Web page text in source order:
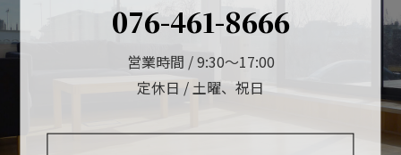
076-461-8666
営業時間 / 9:30～17:00
定休日 / 土曜、祝日